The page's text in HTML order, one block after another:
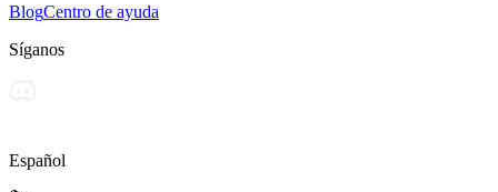
BlogCentro de ayuda
Síganos
Español